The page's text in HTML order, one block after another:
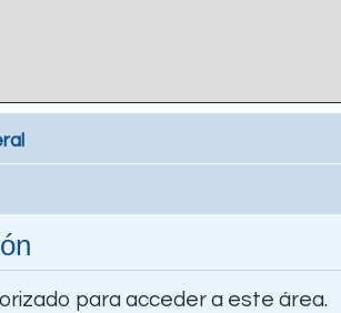
para acceder a este área.